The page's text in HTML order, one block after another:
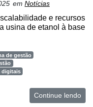
em Notícias
e recursos
usina de etanol à base
de gestão
digitais
Continue lendo